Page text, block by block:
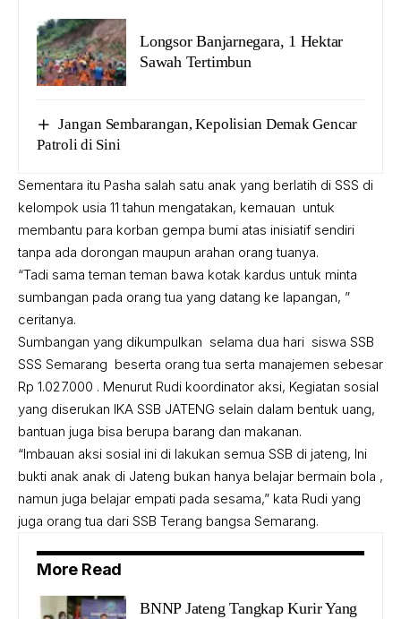
Longsor Banjarnegara, 1 Hektar
Sawah Tertimbun
Jangan Sembarangan, Kepolisian Demak Gencar
Patroli di Sini
Sementara itu Pasha salah satu anak yang berlatih di SSS di
kelompok usia 11 tahun mengatakan, kemauan untuk
membantu para korban gempa bumi atas inisiatif sendiri
tanpa ada dorongan maupun arahan orang tuanya.
“Tadi sama teman teman bawa kotak kardus untuk minta
sumbangan pada orang tua yang datang ke lapangan, ”
ceritanya.
Sumbangan yang dikumpulkan selama dua hari siswa SSB
SSS Semarang beserta orang tua serta manajemen sebesar
Rp 1.027.000 . Menurut Rudi koordinator aksi, Kegiatan sosial
yang diserukan IKA SSB JATENG selain dalam bentuk uang,
bantuan juga bisa berupa barang dan makanan.
“Imbauan aksi sosial ini di lakukan semua SSB di jateng, Ini
bukti anak anak di Jateng bukan hanya belajar bermain bola ,
namun juga belajar empati pada sesama,” kata Rudi yang
juga orang tua dari SSB Terang bangsa Semarang.
More Read
BNNP Jateng Tangkap Kurir Yang